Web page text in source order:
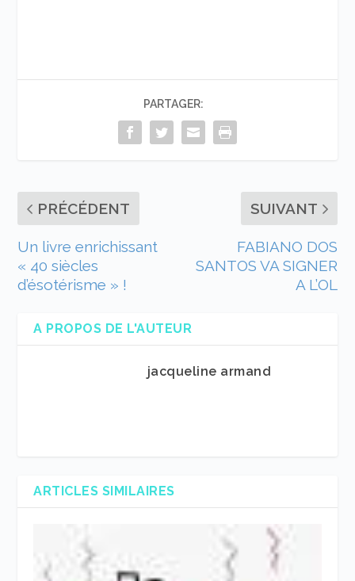
PARTAGER:
PRÉCÉDENT
Un livre enrichissant
« 40 siècles
d’ésotérisme » !
SUIVANT
FABIANO DOS
SANTOS VA SIGNER
A L’OL
A PROPOS DE L'AUTEUR
jacqueline armand
ARTICLES SIMILAIRES